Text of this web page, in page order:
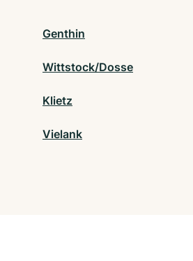
Genthin
Wittstock/Dosse
Klietz
Vielank